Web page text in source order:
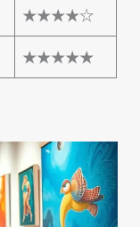
★★★★☆
★★★★★